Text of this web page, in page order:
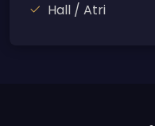
Hall / Atri